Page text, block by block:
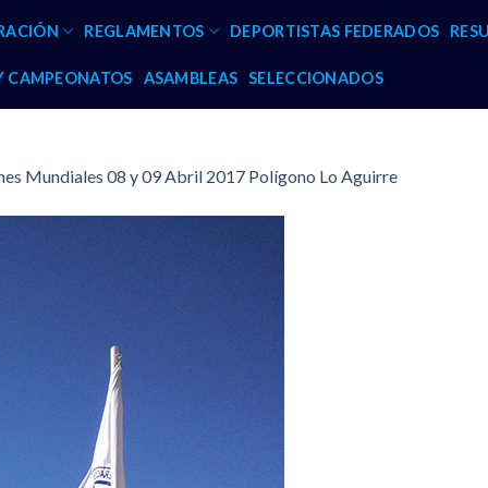
REGLAMENTOS DEPORTISTAS FEDERADOS
CAMPEONATOS ASAMBLEAS SELECCIONADOS
Mundiales 08 y 09 Abril 2017 Polígono Lo Aguirre